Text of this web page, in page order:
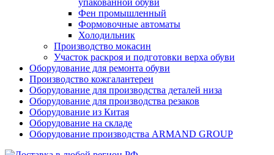
Фен промышленный
Формовочные автоматы
Холодильник
Производство мокасин
Участок раскроя и подготовки верха обуви
Оборудование для ремонта обуви
Производство кожгалантереи
Оборудование для производства деталей низа
Оборудование для производства резаков
Оборудование из Китая
Оборудование на складе
Оборудование производства ARMAND GROUP